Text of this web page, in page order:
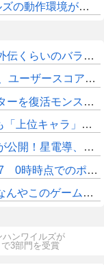
作環境が判明！
ースターで雑魚は一撃で倒せてたけどね
ーザースコア6.5…
ーと呼ぶのはやめよう
える」と評価分かれる
星拡散両方で使える⁉
、ハイスコアのボーダー
してからが本当の光の戦士なんだがw
ハンワイルズが
3部門を受賞